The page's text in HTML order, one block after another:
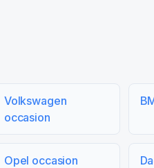
Volkswagen
occasion
Opel occasion